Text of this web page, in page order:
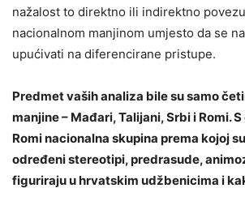
nažalost to direktno ili indirektno
nacionalnom manjinom umjesto da se
upućivati na diferencirane pristupe.
Predmet vaših analiza bile su samo
manjine – Mađari, Talijani, Srbi i Romi.
Romi nacionalna skupina prema kojoj
određeni stereotipi, predrasude,
figuriraju u hrvatskim udžbenicima i